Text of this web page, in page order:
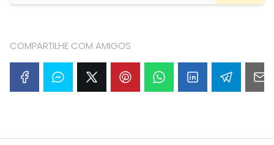
COMPARTILHE COM AMIGOS